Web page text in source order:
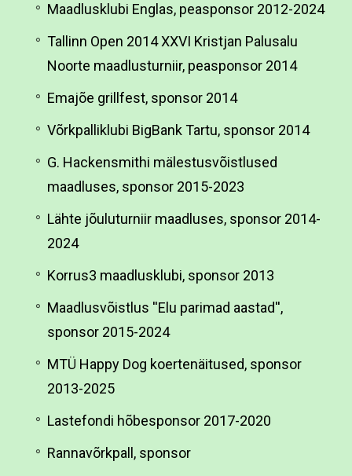
Maadlusklubi Englas, peasponsor 2012-2024
Tallinn Open 2014 XXVI Kristjan Palusalu
Noorte maadlusturniir, peasponsor 2014
Emajõe grillfest, sponsor 2014
Võrkpalliklubi BigBank Tartu, sponsor 2014
G. Hackensmithi mälestusvõistlused
maadluses, sponsor 2015-2023
Lähte jõuluturniir maadluses, sponsor 2014-
2024
Korrus3 maadlusklubi, sponsor 2013
Maadlusvõistlus ''Elu parimad aastad'',
sponsor 2015-2024
MTÜ Happy Dog koertenäitused, sponsor
2013-2025
Lastefondi hõbesponsor 2017-2020
Rannavõrkpall, sponsor